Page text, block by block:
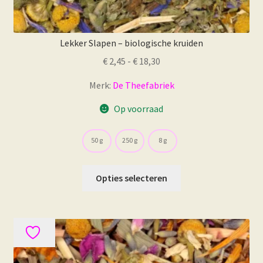
Lekker Slapen – biologische kruiden
€ 2,45 - € 18,30
tot
€ 18,30
Merk: De Theefabriek
Op voorraad
50 g 250 g 8 g
Opties selecteren
variaties.
Deze
optie